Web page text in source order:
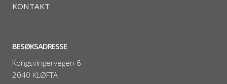
KONTAKT
BESØKSADRESSE
Kongsvingervegen 6
2040 KLØFTA